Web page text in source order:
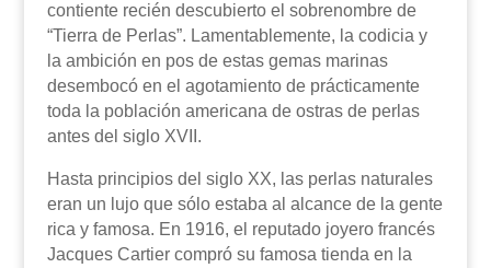
contiente recién descubierto el sobrenombre de
“Tierra de Perlas”. Lamentablemente, la codicia y
la ambición en pos de estas gemas marinas
desembocó en el agotamiento de prácticamente
toda la población americana de ostras de perlas
antes del siglo XVII.
Hasta principios del siglo XX, las perlas naturales
eran un lujo que sólo estaba al alcance de la gente
rica y famosa. En 1916, el reputado joyero francés
Jacques Cartier compró su famosa tienda en la